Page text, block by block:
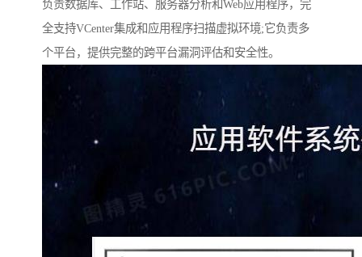
负责数据库、工作站、服务器分析和Web应用程序，完
全支持VCenter集成和应用程序扫描虚拟环境;它负责多
个平台，提供完整的跨平台漏洞评估和安全性。